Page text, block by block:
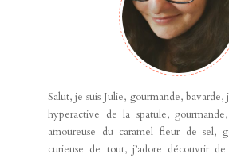
Salut, je suis Julie, gourmande, bavarde,
hyperactive de la spatule,
amoureuse du caramel fleur de sel,
curieuse de tout, j’adore découvrir de